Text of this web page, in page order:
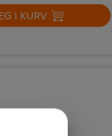
I KURV